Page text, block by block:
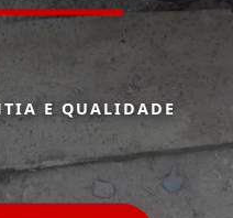
E QUALIDADE